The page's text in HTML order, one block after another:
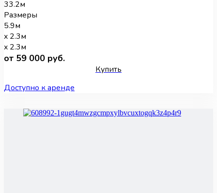
33.2м
Размеры
5.9м
x 2.3м
x 2.3м
от 59 000 руб.
Купить
Доступно к аренде